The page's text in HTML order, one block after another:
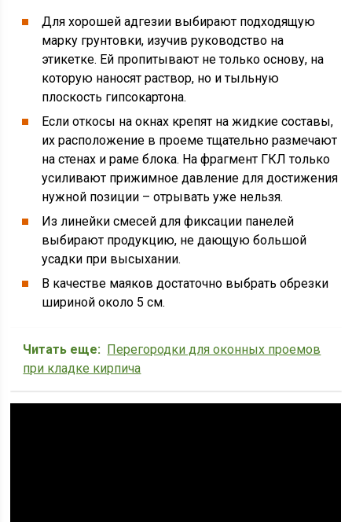
Для хорошей адгезии выбирают подходящую
марку грунтовки, изучив руководство на
этикетке. Ей пропитывают не только основу, на
которую наносят раствор, но и тыльную
плоскость гипсокартона.
Если откосы на окнах крепят на жидкие составы,
их расположение в проеме тщательно размечают
на стенах и раме блока. На фрагмент ГКЛ только
усиливают прижимное давление для достижения
нужной позиции – отрывать уже нельзя.
Из линейки смесей для фиксации панелей
выбирают продукцию, не дающую большой
усадки при высыхании.
В качестве маяков достаточно выбрать обрезки
шириной около 5 см.
Читать еще: Перегородки для оконных проемов
при кладке кирпича